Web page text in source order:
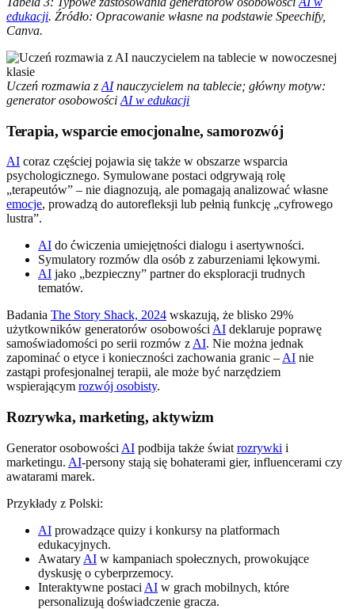
edukacji. Źródło: Opracowanie własne na podstawie Speechify,
Canva.
Uczeń rozmawia z AInauczycielem na tablecie; główny motyw:
generator osobowości AI w edukacji
Terapia, wsparcie emocjonalne, samorozwój
AI coraz częściej pojawia się także w obszarze wsparcia
psychologicznego. Symulowane postaci odgrywają rolę
„terapeutów” – nie diagnozują, ale pomagają analizować własne
emocje, prowadzą do autorefleksji lub pełnią funkcję „cyfrowego
lustra”.
AI do ćwiczenia umiejętności dialogu i asertywności.
Symulatory rozmów dla osób z zaburzeniami lękowymi.
AI jako „bezpieczny” partner do eksploracji trudnych
tematów.
Badania The Story Shack, 2024 wskazują, że blisko 29%
użytkowników generatorów osobowościAI deklaruje poprawę
samoświadomości po serii rozmów zAI. Nie można jednak
zapominać o etyce i konieczności zachowania granic –AI nie
zastąpi profesjonalnej terapii, ale może być narzędziem
wspierającym rozwój osobisty.
Rozrywka, marketing, aktywizm
Generator osobowości AI podbija także świat rozrywki i
marketingu. AI-persony stają się bohaterami gier, influencerami czy
awatarami marek.
Przykłady z Polski:
AI prowadzące quizy i konkursy na platformach
edukacyjnych.
Awatary AI w kampaniach społecznych, prowokujące
dyskusję o cyberprzemocy.
Interaktywne postaci AI w grach mobilnych, które
personalizują doświadczenie gracza.